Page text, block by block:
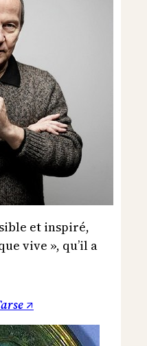
et inspiré,
vive », qu’il a
↗